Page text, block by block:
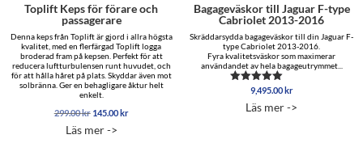
Toplift Keps för förare och
passagerare
Denna keps från Toplift är gjord i allra högsta
kvalitet, med en flerfärgad Toplift logga
broderad fram på kepsen. Perfekt för att
reducera luftturbulensen runt huvudet, och
för att hålla håret på plats. Skyddar även mot
solbränna. Ger en behagligare åktur helt
enkelt.
299.00kr Det
priset
145.00krDet
Läs mer ->
Bagageväskor till Jaguar F-type
Cabriolet 2013-2016
Skräddarsydda bagageväskor till din Jaguar F-
type Cabriolet 2013-2016.
Fyra kvalitetsväskor som maximerar
användandet av hela bagageutrymmet...
Betygsatt
av 5
9,495.00kr
Läs mer ->